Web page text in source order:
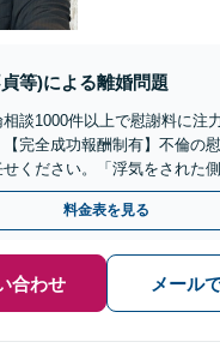
等)による離婚問題
談1000件以上で慰謝料に注
完全成功報酬制有】不倫の
ください。「浮気をされた
護士！
料金表を見る
合わせ メール